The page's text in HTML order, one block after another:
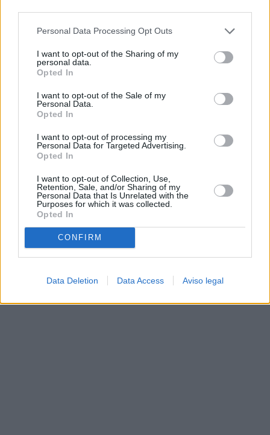
negar su consentimiento. Tenga en cuenta que algún
de su consentimiento, pero usted tiene el derecho de
rechazar tal procesamiento. Sus preferencias se aplicarán
cualquier momento entrando de nuevo en este sitio web o
visitando nuestra política de privacidad.
Personal Data Processing Opt Outs
I want to opt-out of the Sharing of my
personal data.
Opted In
I want to opt-out of the Sale of my
Personal Data.
Opted In
I want to opt-out of processing my
Personal Data for Targeted Advertising.
Opted In
I want to opt-out of Collection, Use,
Retention, Sale, and/or Sharing of my
Personal Data that Is Unrelated with the
Purposes for which it was collected.
Opted In
CONFIRM
Data Deletion Data Access Aviso legal